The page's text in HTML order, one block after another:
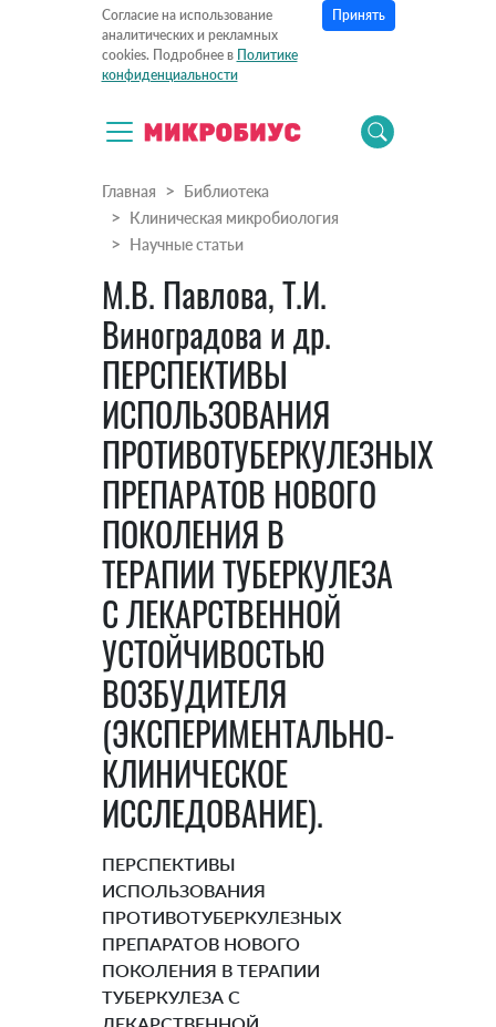
Согласие на использование
аналитических и рекламных
cookies. Подробнее в Политике
конфиденциальности
Принять
Главная
Библиотека
Клиническая микробиология
Научные статьи
М.В. Павлова, Т.И.
Виноградова и др.
ПЕРСПЕКТИВЫ
ИСПОЛЬЗОВАНИЯ
ПРОТИВОТУБЕРКУЛЕЗНЫХ
ПРЕПАРАТОВ НОВОГО
ПОКОЛЕНИЯ В
ТЕРАПИИ ТУБЕРКУЛЕЗА
С ЛЕКАРСТВЕННОЙ
УСТОЙЧИВОСТЬЮ
ВОЗБУДИТЕЛЯ
(ЭКСПЕРИМЕНТАЛЬНО-
КЛИНИЧЕСКОЕ
ИССЛЕДОВАНИЕ).
ПЕРСПЕКТИВЫ
ИСПОЛЬЗОВАНИЯ
ПРОТИВОТУБЕРКУЛЕЗНЫХ
ПРЕПАРАТОВ НОВОГО
ПОКОЛЕНИЯ В ТЕРАПИИ
ТУБЕРКУЛЕЗА С